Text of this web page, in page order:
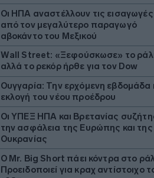
Οι ΗΠΑ αναστέλλουν τις εισαγωγές
από τον μεγαλύτερο παραγωγό
αβοκάντο του Μεξικού
Wall Street: «Ξεφούσκωσε» το
αλλά το ρεκόρ ήρθε για τον Dow
Ουγγαρία: Την ερχόμενη εβδομάδα
εκλογή του νέου προέδρου
Οι ΥΠΕΞ ΗΠΑ και Βρετανίας
την ασφάλεια της Ευρώπης και της
Ουκρανίας
O Mr. Big Short πάει κόντρα στο
Προειδοποιεί για κραχ αντίστοιχο